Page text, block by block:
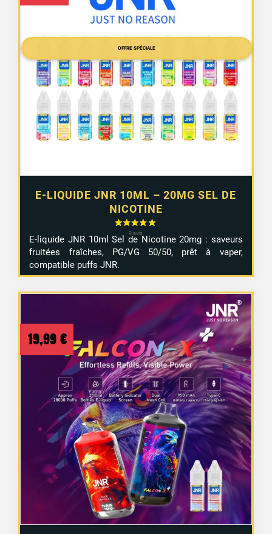
OFFRE SPÉCIALE
E-LIQUIDE JNR 10ML – 20MG SEL DE
NICOTINE
E- liquideJNR 10mlSelde Nicotine20mg : saveurs
fruitées fraîches, PG/VG 50/50, prêtà vaper,
compatible puffs JNR.
19,99 €